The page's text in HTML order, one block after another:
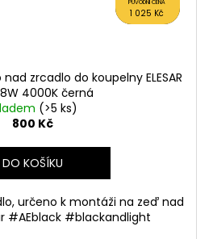
PŮVODNÍ CENA
1 025 Kč
zrcadlo do koupelny ELESAR
4000K černá
(>5 ks)
800 Kč
DO KOŠÍKU
určeno k montáži na zeď nad
#AEblack #blackandlight